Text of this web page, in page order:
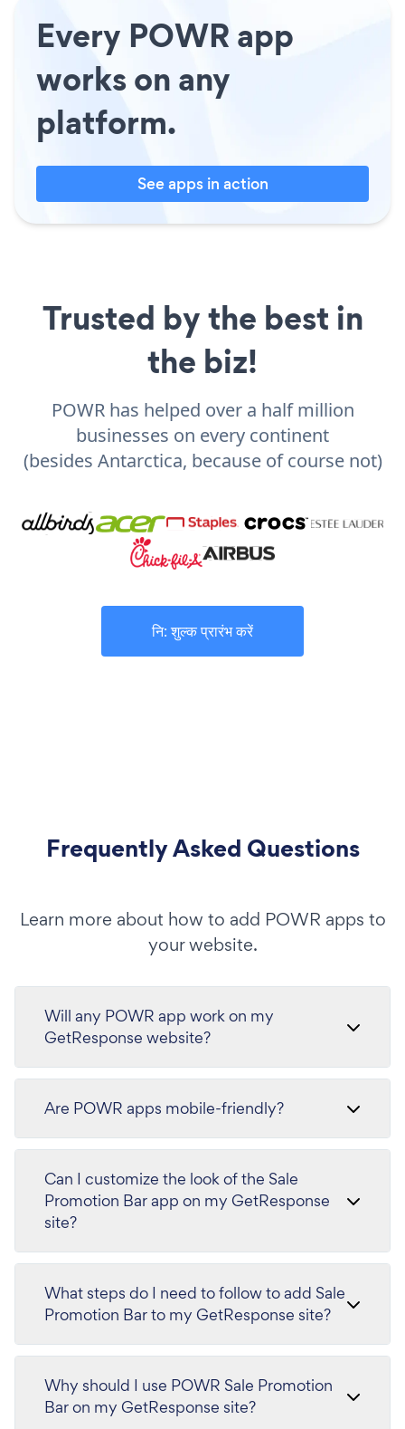
Every POWR app
works on any
platform.
See apps in action
Trusted by the best in
the biz!
POWR has helped over a half million
businesses on every continent
(besides Antarctica, because of course not)
नि: शुल्क प्रारंभ करें
Frequently Asked Questions
Learn more about how to add POWR apps to
your website.
Will any POWR app work on my
GetResponse website?
Are POWR apps mobile-friendly?
Can I customize the look of the Sale
Promotion Bar app on my GetResponse
site?
What steps do I need to follow to add Sale
Promotion Bar to my GetResponse site?
Why should I use POWR Sale Promotion
Bar on my GetResponse site?